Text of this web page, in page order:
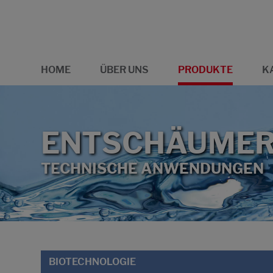
HOME ÜBER UNS PRODUKTE
TECHNISCHE ANWENDUNGEN
BIOTECHNOLOGIE